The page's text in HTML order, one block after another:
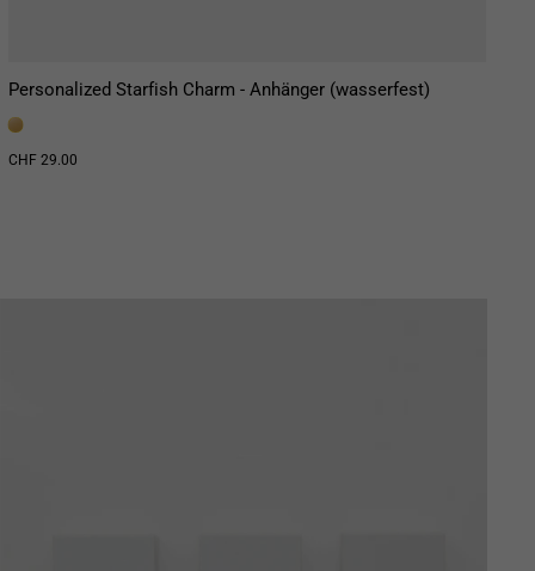
Personalized Starfish Charm - Anhänger (wasserfest)
CHF 29.00